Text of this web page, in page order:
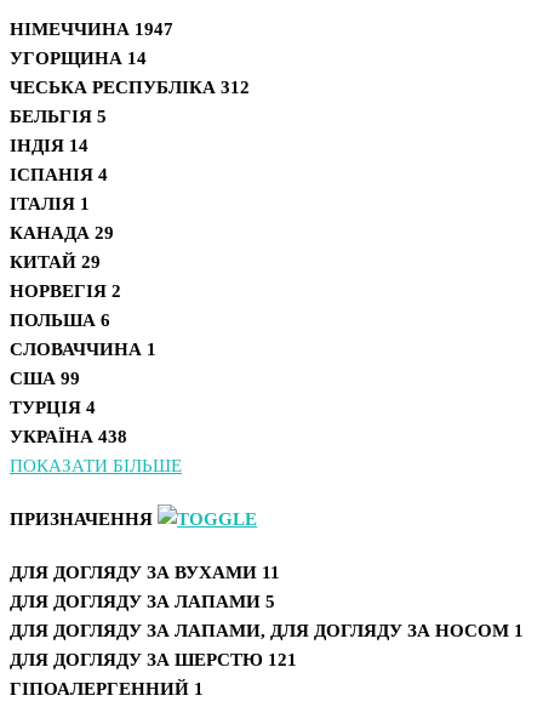
НІМЕЧЧИНА 1947
УГОРЩИНА 14
ЧЕСЬКА РЕСПУБЛІКА 312
БЕЛЬГІЯ 5
ІНДІЯ 14
ІСПАНІЯ 4
ІТАЛІЯ 1
КАНАДА 29
КИТАЙ 29
НОРВЕГІЯ 2
ПОЛЬША 6
СЛОВАЧЧИНА 1
США 99
ТУРЦІЯ 4
УКРАЇНА 438
ПОКАЗАТИ БІЛЬШЕ
ПРИЗНАЧЕННЯ
ДЛЯ ДОГЛЯДУ ЗА ВУХАМИ 11
ДЛЯ ДОГЛЯДУ ЗА ЛАПАМИ 5
ДЛЯ ДОГЛЯДУ ЗА ЛАПАМИ, ДЛЯ ДОГЛЯДУ ЗА НОСОМ 1
ДЛЯ ДОГЛЯДУ ЗА ШЕРСТЮ 121
ГІПОАЛЕРГЕННИЙ 1